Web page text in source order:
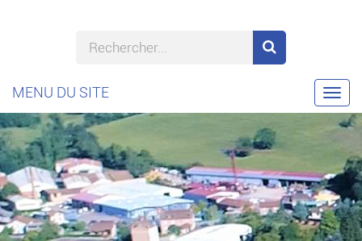
MENU DU SITE